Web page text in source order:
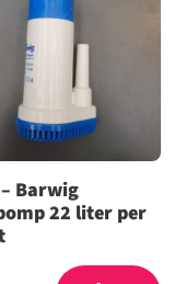
Barwig
22 liter per